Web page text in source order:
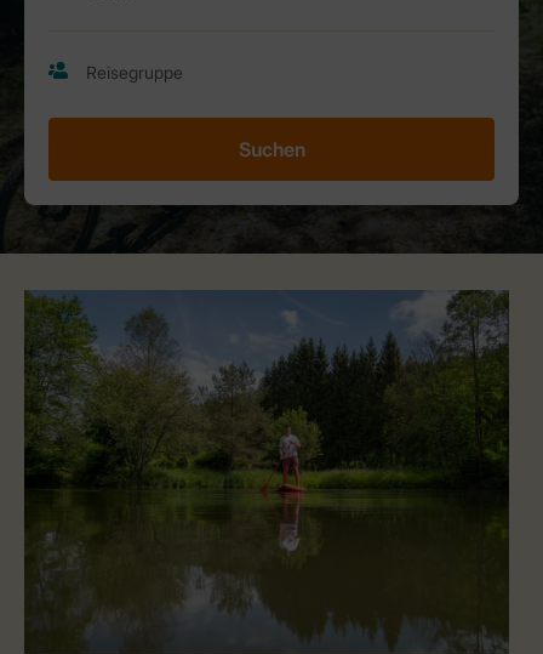
Suchen